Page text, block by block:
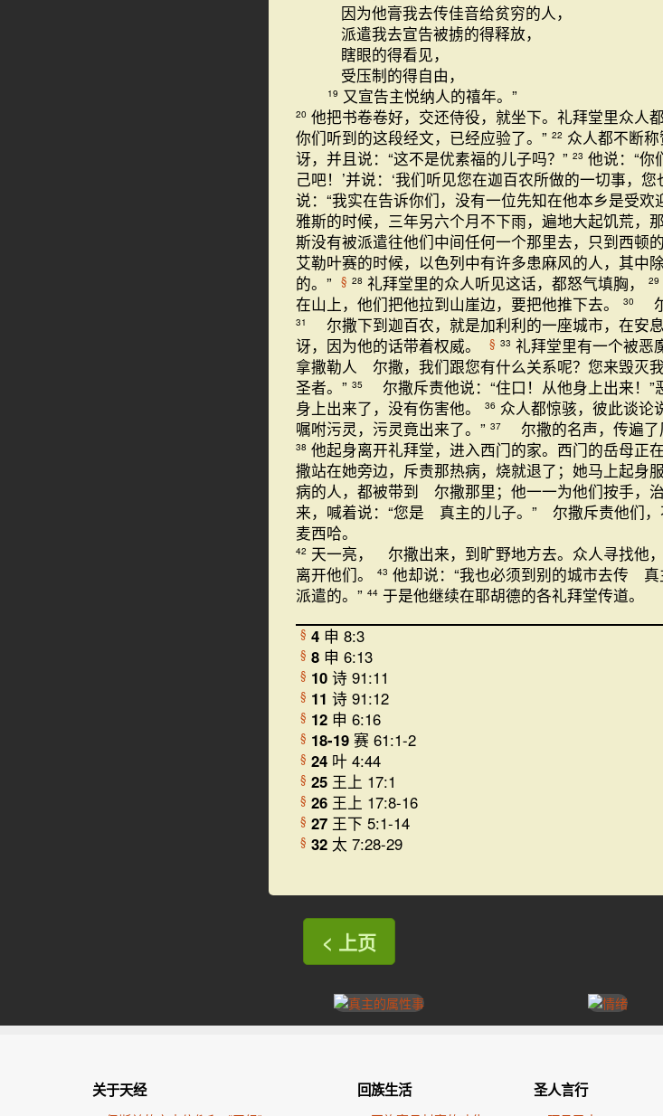
因为他膏我去传佳音给贫穷的人，
派遣我去宣告被掳的得释放，
瞎眼的得看见，
受压制的得自由，
19 又宣告主悦纳人的禧年。”
20 他把书卷卷好，交还侍役，就坐下。礼拜堂里众人
你们听到的这段经文，已经应验了。” 22 众人都不断
讶，并且说：“这不是优素福的儿子吗？” 23 他说：“你
己吧！’并说：‘我们听见您在迦百农所做的一切事，
说：“我实在告诉你们，没有一位先知在他本乡是受欢
雅斯的时候，三年另六个月不下雨，遍地大起饥荒，
斯没有被派遣往他们中间任何一个那里去，只到西顿
艾勒叶赛的时候，以色列中有许多患麻风的人，其中
的。”
§ 28 礼拜堂里的众人听见这话，都怒气填胸， 29
在山上，他们把他拉到山崖边，要把他推下去。
30
31 尔撒下到迦百农，就是加利利的一座城市，在安
讶，因为他的话带着权威。
§ 33 礼拜堂里有一个被恶
拿撒勒人 尔撒，我们跟您有什么关系呢？您来毁灭
圣者。” 35
尔撒斥责他说：“住口！从他身上出来！
身上出来了，没有伤害他。
36 众人都惊骇，彼此谈论
嘱咐污灵，污灵竟出来了。” 37 尔撒的名声，传遍了
38 他起身离开礼拜堂，进入西门的家。西门的岳母正
撒站在她旁边，斥责那热病，烧就退了；她马上起身
病的人，都被带到 尔撒那里；他一一为他们按手，治
来，喊着说：“您是 真主的儿子。” 尔撒斥责他们
麦西哈。
42 天一亮， 尔撒出来，到旷野地方去。众人寻找他
离开他们。
43 他却说：“我也必须到别的城市去传
派遣的。” 44 于是他继续在耶胡德的各礼拜堂传道。
§ 4 申 8:3
§ 8 申 6:13
§ 10 诗 91:11
§ 11 诗 91:12
§ 12 申 6:16
§ 18-19 赛 61:1-2
§ 24 叶 4:44
§ 25 王上 17:1
§ 26 王上 17:8-16
§ 27 王下 5:1-14
§ 32 太 7:28-29
< 上页
关于天经 回族生活 圣人言行